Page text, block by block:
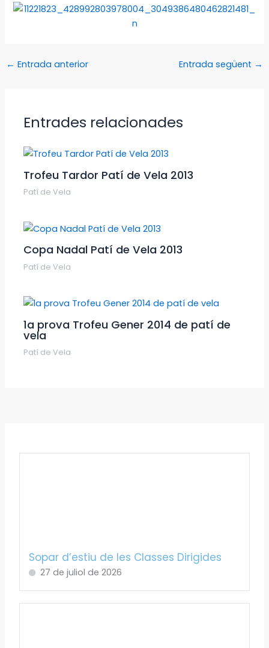
← Entrada anterior Entrada següent →
Entrades relacionades
Trofeu Tardor Patí de Vela 2013
Patí de Vela
Copa Nadal Patí de Vela 2013
Patí de Vela
1a prova Trofeu Gener 2014 de patí de
vela
Patí de Vela
Sopar d’estiu de les Classes Dirigides
27 de juliol de 2026